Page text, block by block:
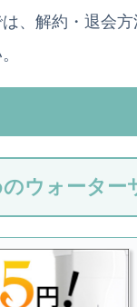
、解約・退会
ウォーター